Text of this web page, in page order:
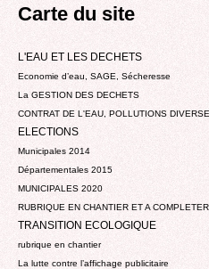
Carte du site
L'EAU ET LES DECHETS
Economie d’eau, SAGE, Sécheresse
La GESTION DES DECHETS
CONTRAT DE L'EAU, POLLUTIONS
ELECTIONS
Municipales 2014
Départementales 2015
MUNICIPALES 2020
RUBRIQUE EN CHANTIER ET A COMPLETER
TRANSITION ECOLOGIQUE
rubrique en chantier
La lutte contre l’affichage publicitaire